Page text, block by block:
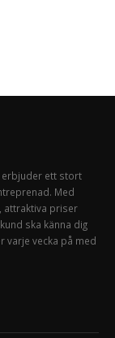
erbjuder ett stort
Med
attraktiva priser
ska känna dig
varje vecka på med